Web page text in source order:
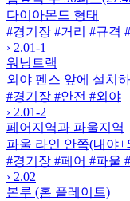
다이아몬드 형태
#경기장 #거리 #규격
› 2.01-1
워닝트랙
외야 펜스 앞에 설치
#경기장 #안전 #외야
› 2.01-2
페어지역과 파울지역
파울 라인 안쪽(내야
#경기장 #페어 #파울
› 2.02
본루 (홈 플레이트)